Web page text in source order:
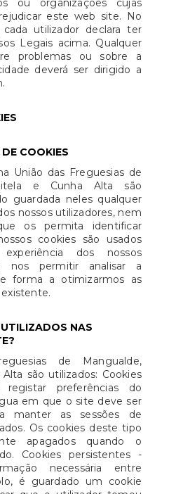
ou organizações cujas
este web site. No
utilizador declara ter
Legais acima. Qualquer
problemas ou sobre a
deverá ser dirigido a
COOKIES
União das Freguesias de
e Cunha Alta são
guardada neles qualquer
nossos utilizadores, nem
os permita identificar
cookies são usados
dos nossos
nos permitir analisar a
forma a otimizarmos as
NAS
de Mangualde,
são utilizados: Cookies
preferências do
em que o site deve ser
manter as sessões de
Os cookies deste tipo
apagados quando o
Cookies persistentes -
necessária entre
é guardado um cookie